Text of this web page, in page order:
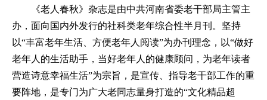
《老人春秋》杂志是由中共河南省委老干部局主管主
办，面向国内外发行的社科类老年综合性半月刊。坚持
以“丰富老年生活、方便老年人阅读”为办刊理念，以“做好
老年人的生活助手，当好老年人的健康顾问，为老年读者
营造诗意幸福生活”为宗旨，是宣传、指导老干部工作的重
要阵地，是专门为广大老同志量身打造的“文化精品超